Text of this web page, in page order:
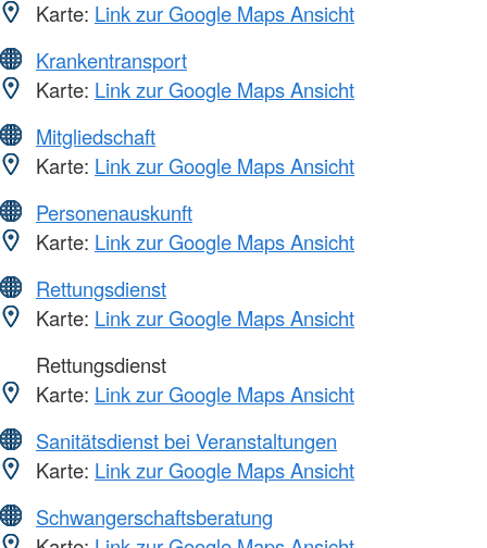
Karte: Link zur Google Maps Ansicht
Krankentransport
Karte: Link zur Google Maps Ansicht
Mitgliedschaft
Karte: Link zur Google Maps Ansicht
Personenauskunft
Karte: Link zur Google Maps Ansicht
Rettungsdienst
Karte: Link zur Google Maps Ansicht
Rettungsdienst
Karte: Link zur Google Maps Ansicht
Sanitätsdienst bei Veranstaltungen
Karte: Link zur Google Maps Ansicht
Schwangerschaftsberatung